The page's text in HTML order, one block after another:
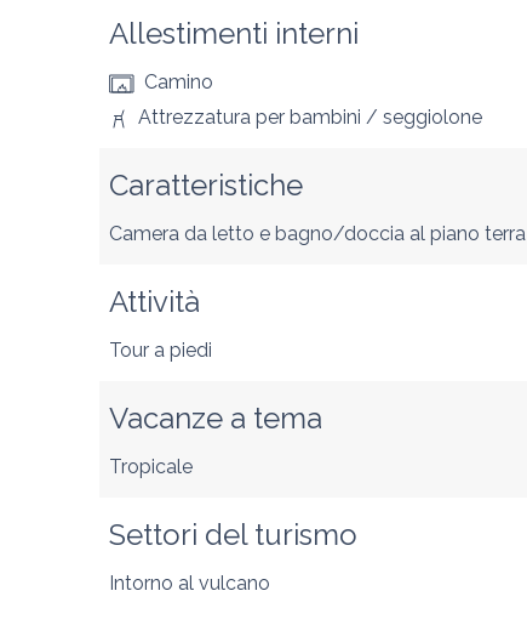
Allestimenti interni
Camino
Attrezzatura per bambini / seggiolone
Caratteristiche
Camera da letto e bagno/doccia al piano terra
Attività
Tour a piedi
Vacanze a tema
Tropicale
Settori del turismo
Intorno al vulcano